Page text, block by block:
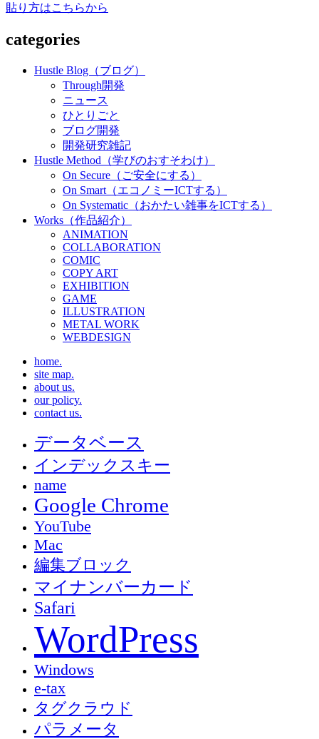
貼り方はこちらから
categories
Hustle Blog（ブログ）
Through開発
ニュース
ひとりごと
ブログ開発
開発研究雑記
Hustle Method（学びのおすそわけ）
On Secure（ご安全にする）
On Smart（エコノミーICTする）
On Systematic（おかたい雑事をICTする）
Works（作品紹介）
ANIMATION
COLLABORATION
COMIC
COPY ART
EXHIBITION
GAME
ILLUSTRATION
METAL WORK
WEBDESIGN
home.
site map.
about us.
our policy.
contact us.
データベース
インデックスキー
name
Google Chrome
YouTube
Mac
編集ブロック
マイナンバーカード
Safari
WordPress
Windows
e-tax
タグクラウド
パラメータ